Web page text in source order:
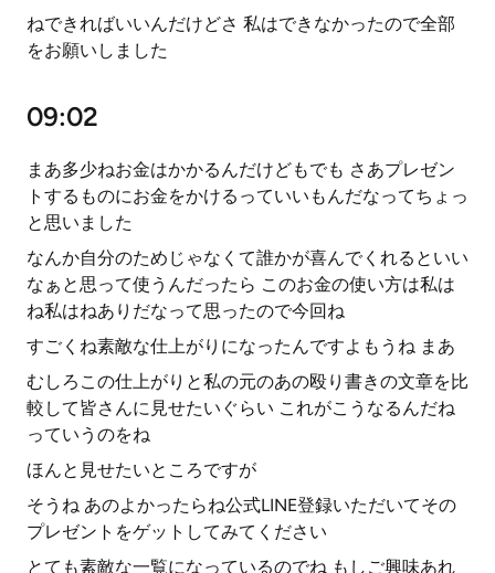
ねできればいいんだけどさ 私はできなかったので全部
をお願いしました
09:02
まあ多少ねお金はかかるんだけどもでも さあプレゼン
トするものにお金をかけるっていいもんだなってちょっ
と思いました
なんか自分のためじゃなくて誰かが喜んでくれるといい
なぁと思って使うんだったら このお金の使い方は私は
ね私はねありだなって思ったので今回ね
すごくね素敵な仕上がりになったんですよもうね まあ
むしろこの仕上がりと私の元のあの殴り書きの文章を比
較して皆さんに見せたいぐらい これがこうなるんだね
っていうのをね
ほんと見せたいところですが
そうね あのよかったらね公式LINE登録いただいてその
プレゼントをゲットしてみてください
とても素敵な一覧になっているのでね もしご興味あれ